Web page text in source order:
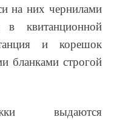
на них чернилами
в квитанционной
и корешок
бланками строгой
выдаются